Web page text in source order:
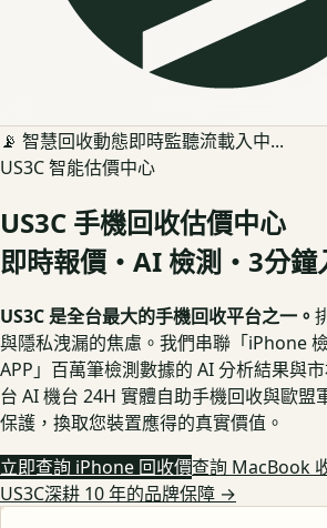
📡 智慧回收動態即時監聽流載入中...
US3C 智能估價中心
US3C 手機回收估價中心
即時報價・AI 檢測・3分鐘
US3C 是全台最大的手機回收平台之一。
與隱私洩漏的焦慮。我們串聯「iPhone
APP」百萬筆檢測數據的 AI 分析結果與
台 AI 機台 24H 實體自助手機回收與歐盟
保護，換取您裝置應得的真實價值。
立即查詢 iPhone 回收價查詢 MacBook
US3C深耕 10 年的品牌保障 →